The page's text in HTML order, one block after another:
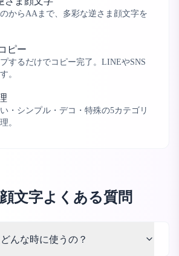
からAAまで、多彩な逆さま顔文字を
ピー
するだけでコピー完了。LINEやSNS
。
・シンプル・デコ・特殊の5カテゴリ
。
文字よくある質問
んな時に使うの？